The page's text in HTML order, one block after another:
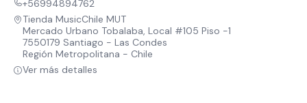
+56994894762
Tienda MusicChile MUT
Mercado Urbano Tobalaba, Local #105 Piso -1
7550179 Santiago - Las Condes
Región Metropolitana - Chile
Ver más detalles